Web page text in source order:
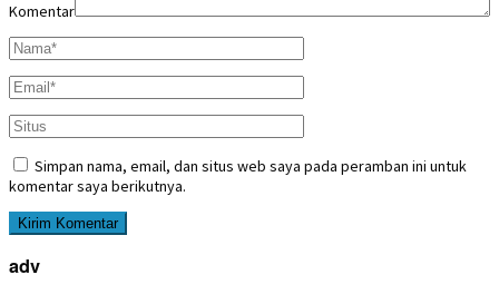
Komentar
Simpan nama, email, dan situs web saya pada peramban ini untuk
komentar saya berikutnya.
adv